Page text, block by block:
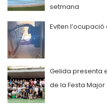
setmana
Eviten
Gelida presenta
de la Festa Major